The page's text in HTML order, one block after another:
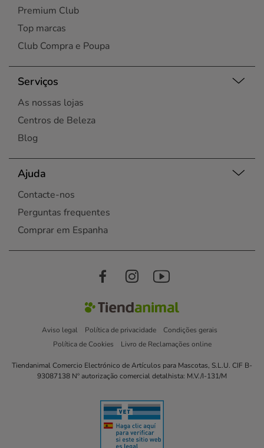
Premium Club
Top marcas
Club Compra e Poupa
Serviços
As nossas lojas
Centros de Beleza
Blog
Ajuda
Contacte-nos
Perguntas frequentes
Comprar em Espanha
Aviso legal Política de privacidade
Condições gerais
Política de Cookies
Livro de Reclamações online
Tiendanimal Comercio Electrónico de Artículos para Mascotas, S.L.U. CIF B-
93087138 Nº autorização comercial detalhista: M.V./I-131/M